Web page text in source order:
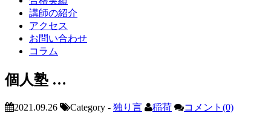
講師の紹介
アクセス
お問い合わせ
コラム
個人塾 …
2021.09.26 Category - 独り言 稲荷 コメント(0)